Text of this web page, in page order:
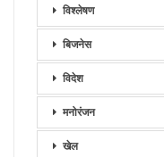
विश्लेषण
बिजनेस
विदेश
मनोरंजन
खेल